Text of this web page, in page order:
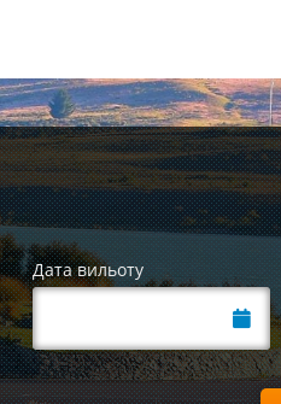
Дата вильоту